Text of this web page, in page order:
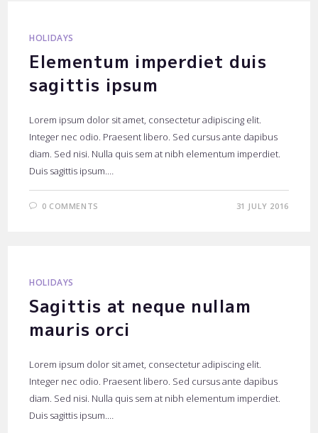
HOLIDAYS
Elementum imperdiet duis
sagittis ipsum
Lorem ipsum dolor sit amet, consectetur adipiscing elit.
Integer nec odio. Praesent libero. Sed cursus ante dapibus
diam. Sed nisi. Nulla quis sem at nibh elementum imperdiet.
Duis sagittis ipsum.…
0 COMMENTS 31 JULY 2016
HOLIDAYS
Sagittis at neque nullam
mauris orci
Lorem ipsum dolor sit amet, consectetur adipiscing elit.
Integer nec odio. Praesent libero. Sed cursus ante dapibus
diam. Sed nisi. Nulla quis sem at nibh elementum imperdiet.
Duis sagittis ipsum.…